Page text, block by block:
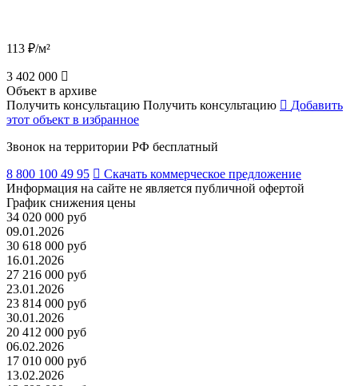
113 ₽/м²
3 402 000
Объект в архиве
Получить консультацию Получить консультацию
Добавить
этот объект в избранное
Звонок на территории РФ бесплатный
8 800 100 49 95
Скачать коммерческое предложение
Информация на сайте не является публичной офертой
График снижения цены
34 020 000 руб
09.01.2026
30 618 000 руб
16.01.2026
27 216 000 руб
23.01.2026
23 814 000 руб
30.01.2026
20 412 000 руб
06.02.2026
17 010 000 руб
13.02.2026